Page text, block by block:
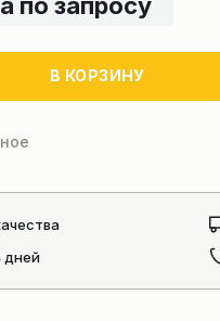
В КОРЗИНУ
дней